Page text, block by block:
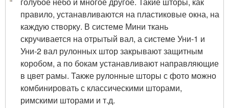
правило, устанавливаются на пластиковые окна, на
каждую створку. В системе Мини ткань
скручивается на отрытый вал, а системе Уни-1 и
Уни-2 вал рулонных штор закрывают защитным
коробом, а по бокам устанавливают направляющие
в цвет рамы. Также рулонные шторы с фото можно
комбинировать с классическими шторами,
римскими шторами и т.д.